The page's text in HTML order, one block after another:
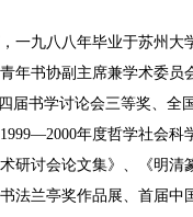
一九八八年毕业于苏州
年书协副主席兼学术委
届书学讨论会三等奖、
年度哲学社会
研讨会论文集》、《明
法兰亭奖作品展、首届